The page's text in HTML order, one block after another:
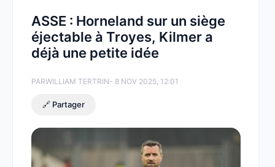
ASSE : Horneland sur un siège
éjectable à Troyes, Kilmer a
déjà une petite idée
PARWILLIAM TERTRIN- 8 NOV 2025, 12:01
🔗 Partager